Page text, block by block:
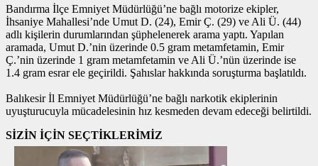
Bandırma İlçe Emniyet Müdürlüğü’ne bağlı motorize ekipler,
İhsaniye Mahallesi’nde Umut D. (24), Emir Ç. (29) ve Ali Ü. (44)
adlı kişilerin durumlarından şüphelenerek arama yaptı. Yapılan
aramada, Umut D.’nin üzerinde 0.5 gram metamfetamin, Emir
Ç.’nin üzerinde 1 gram metamfetamin ve Ali Ü.’nün üzerinde ise
1.4 gram esrar ele geçirildi. Şahıslar hakkında soruşturma başlatıldı.
Balıkesir İl Emniyet Müdürlüğü’ne bağlı narkotik ekiplerinin
uyuşturucuyla mücadelesinin hız kesmeden devam edeceği belirtildi.
SİZİN İÇİN SEÇTİKLERİMİZ